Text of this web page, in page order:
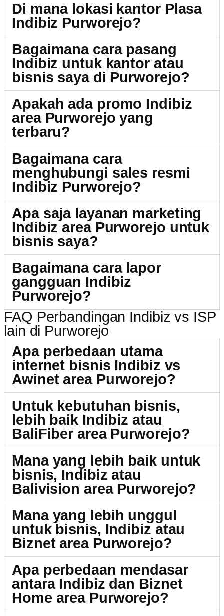
Di mana lokasi kantor Plasa
Indibiz Purworejo?
Bagaimana cara pasang
Indibiz untuk kantor atau
bisnis saya di Purworejo?
Apakah ada promo Indibiz
area Purworejo yang
terbaru?
Bagaimana cara
menghubungi sales resmi
Indibiz Purworejo?
Apa saja layanan marketing
Indibiz area Purworejo untuk
bisnis saya?
Bagaimana cara lapor
gangguan Indibiz
Purworejo?
FAQ Perbandingan Indibiz vs ISP
lain di Purworejo
Apa perbedaan utama
internet bisnis Indibiz vs
Awinet area Purworejo?
Untuk kebutuhan bisnis,
lebih baik Indibiz atau
BaliFiber area Purworejo?
Mana yang lebih baik untuk
bisnis, Indibiz atau
Balivision area Purworejo?
Mana yang lebih unggul
untuk bisnis, Indibiz atau
Biznet area Purworejo?
Apa perbedaan mendasar
antara Indibiz dan Biznet
Home area Purworejo?